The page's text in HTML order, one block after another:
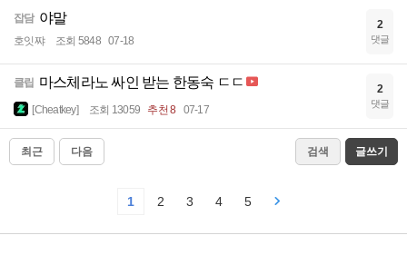
잡담 야말
호잇쨔 조회 5848 07-18
2
댓글
클립 마스체라노 싸인 받는 한동숙 ㄷㄷ
[Cheatkey] 조회 13059 추천 8 07-17
2
댓글
최근 다음 검색 글쓰기
1 2 3 4 5